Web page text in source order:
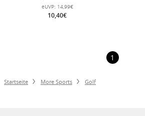
(tragbar,verstellbar) schwarz - 1
Stück
eUVP: 14,99€
10,40€
1
Startseite More Sports Golf